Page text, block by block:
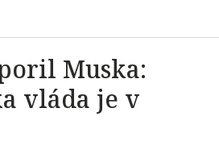
Muska:
vláda je v